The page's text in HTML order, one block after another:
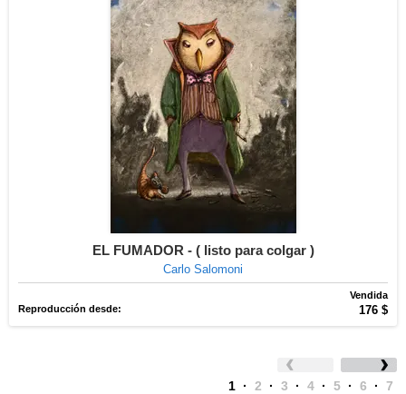
EL FUMADOR - ( listo para colgar )
Carlo Salomoni
Vendida
Reproducción desde:
176 $
1 · 2 · 3 · 4 · 5 · 6 · 7